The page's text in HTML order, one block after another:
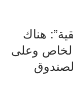
هناك
وعلى